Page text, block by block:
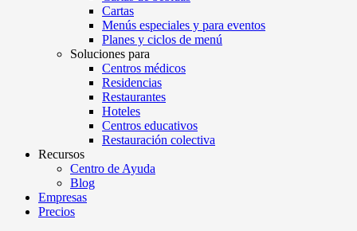
Cartas
Menús especiales y para eventos
Planes y ciclos de menú
Soluciones para
Centros médicos
Residencias
Restaurantes
Hoteles
Centros educativos
Restauración colectiva
Recursos
Centro de Ayuda
Blog
Empresas
Precios